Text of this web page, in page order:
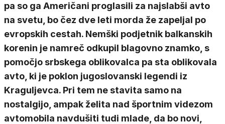
pa so ga Američani proglasili za najslabši avto
na svetu, bo čez dve leti morda že zapeljal po
evropskih cestah. Nemški podjetnik balkanskih
korenin je namreč odkupil blagovno znamko, s
pomočjo srbskega oblikovalca pa sta oblikovala
avto, ki je poklon jugoslovanski legendi iz
Kraguljevca. Pri tem ne stavita samo na
nostalgijo, ampak želita nad športnim videzom
avtomobila navdušiti tudi mlade, da bo novi,